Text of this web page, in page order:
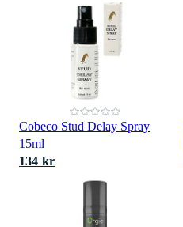
Cobeco Stud Delay Spray
15ml
134 kr